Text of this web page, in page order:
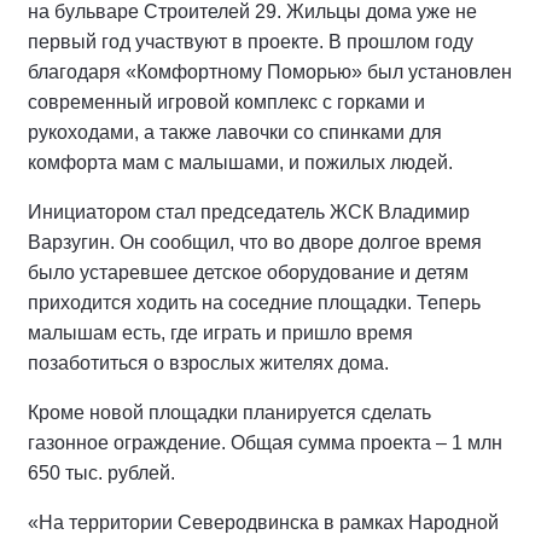
на бульваре Строителей 29. Жильцы дома уже не
первый год участвуют в проекте. В прошлом году
благодаря «Комфортному Поморью» был установлен
современный игровой комплекс с горками и
рукоходами, а также лавочки со спинками для
комфорта мам с малышами, и пожилых людей.
Инициатором стал председатель ЖСК Владимир
Варзугин. Он сообщил, что во дворе долгое время
было устаревшее детское оборудование и детям
приходится ходить на соседние площадки. Теперь
малышам есть, где играть и пришло время
позаботиться о взрослых жителях дома.
Кроме новой площадки планируется сделать
газонное ограждение. Общая сумма проекта – 1 млн
650 тыс. рублей.
«На территории Северодвинска в рамках Народной